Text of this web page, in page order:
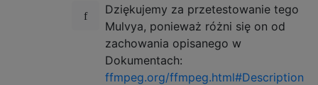
Dziękujemy za przetestowanie tego
Mulvya, ponieważ różni się on od
zachowania opisanego w
Dokumentach:
ffmpeg.org/ffmpeg.html#Description